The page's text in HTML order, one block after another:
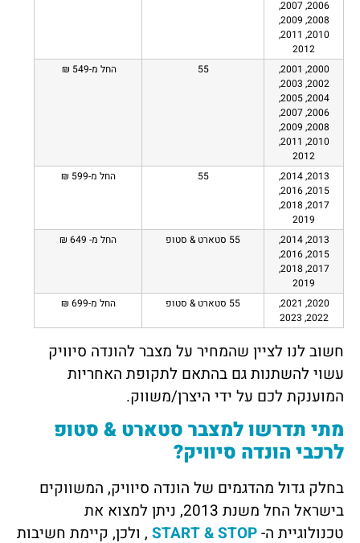
2006, 2007,
2008, 2009,
2010, 2011,
2012
2000, 2001,
2002, 2003,
2004, 2005,
2006, 2007,
2008, 2009,
2010, 2011,
2012
55 החל מ-549 ₪
2013, 2014,
2015, 2016,
2017, 2018,
2019
55 החל מ-599 ₪
2013, 2014,
2015, 2016,
2017, 2018,
2019
55 סטארט & סטופ החל מ- 649 ₪
2020, 2021,
2022, 2023
55 סטארט & סטופ החל מ-699 ₪
חשוב לנו לציין שהמחיר על מצבר להונדה סיוויק
עשוי להשתנות גם בהתאם לתקופת האחריות
המוענקת לכם על ידי היצרן/משווק.
מתי תדרשו למצבר סטארט & סטופ
לרכבי הונדה סיוויק?
בחלק גדול מהדגמים של הונדה סיוויק, המשווקים
בישראל החל משנת 2013, ניתן למצוא את
טכנולוגיית ה-START & STOP , ולכן, קיימת חשיבות